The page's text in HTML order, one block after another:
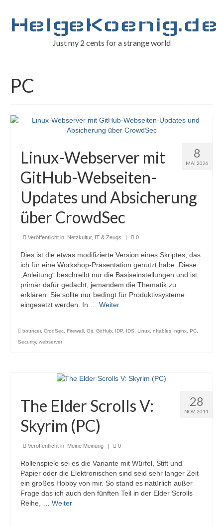
HelgeKoenig.de
Just my 2 cents for a strange world
PC
8
MAI 2026
Linux-Webserver mit
GitHub-Webseiten-
Updates und Absicherung
über CrowdSec
Veröffentlicht in: Netzkultur, IT & Zeugs | 0
Dies ist die etwas modifizierte Version eines Skriptes, das
ich für eine Workshop-Präsentation genutzt habe. Diese
„Anleitung“ beschreibt nur die Basiseinstellungen und ist
primär dafür gedacht, jemandem die Thematik zu
erklären. Sie sollte nur bedingt für Produktivsysteme
eingesetzt werden. In … Weiter
bouncer, CrodSec Firewall Git GitHub IDP IDS Linux nftables nginx PC
Security, webserver
28
NOV. 2011
The Elder Scrolls V:
Skyrim (PC)
Veröffentlicht in: Meine Meinung 0
Rollenspiele sei es die Variante mit Würfel, Stift und
Papier oder die Elektronischen sind seid sehr langer Zeit
ein großes Hobby von mir. So stand es natürlich außer
Frage das ich auch den fünften Teil in der Elder Scrolls
Reihe, … Weiter